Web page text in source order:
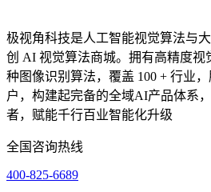
极视角科技是人工智能视觉算法与
创 AI 视觉算法商城。拥有高精度视
种图像识别算法，覆盖 100 + 行业
户，构建起完备的全域AI产品体系
者，赋能千行百业智能化升级
全国咨询热线
400-825-6689